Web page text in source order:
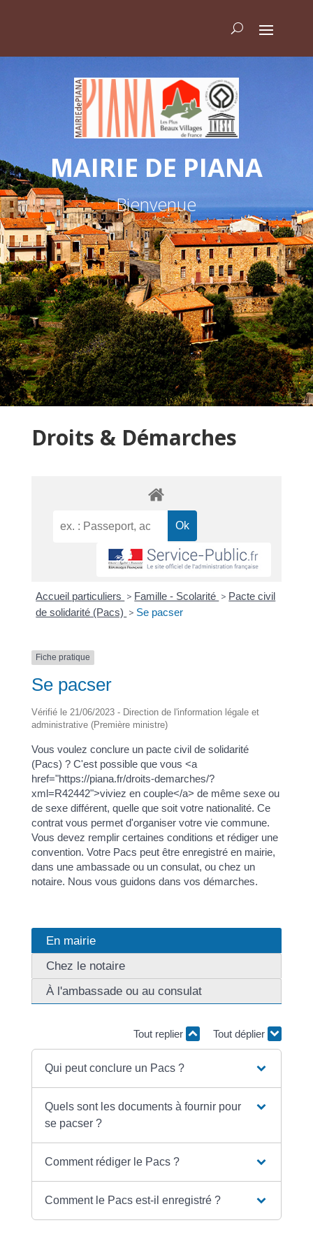
MAIRIE DE PIANA
Bienvenue
Droits & Démarches
Accueil particuliers > Famille - Scolarité > Pacte civil
de solidarité (Pacs) > Se pacser
Fiche pratique
Se pacser
Vérifié le 21/06/2023 - Direction de l'information légale et
administrative (Première ministre)
Vous voulez conclure un pacte civil de solidarité
(Pacs) ? C'est possible que vous <a
href="https://piana.fr/droits-demarches/?
xml=R42442">viviez en couple</a> de même sexe ou
de sexe différent, quelle que soit votre nationalité. Ce
contrat vous permet d'organiser votre vie commune.
Vous devez remplir certaines conditions et rédiger une
convention. Votre Pacs peut être enregistré en mairie,
dans une ambassade ou un consulat, ou chez un
notaire. Nous vous guidons dans vos démarches.
En mairie
Chez le notaire
À l'ambassade ou au consulat
Tout replier Tout déplier
Qui peut conclure un Pacs ?
Quels sont les documents à fournir pour
se pacser ?
Comment rédiger le Pacs ?
Comment le Pacs est-il enregistré ?